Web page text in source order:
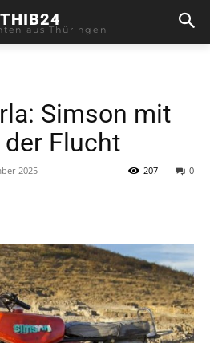
THIB24
aus Thüringen
Simson mit
Flucht
2025 0
207